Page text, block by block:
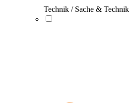
Technik / Sache & Technik